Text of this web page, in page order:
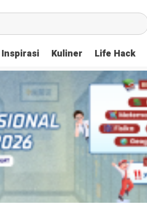
Inspirasi Kuliner Life Hack